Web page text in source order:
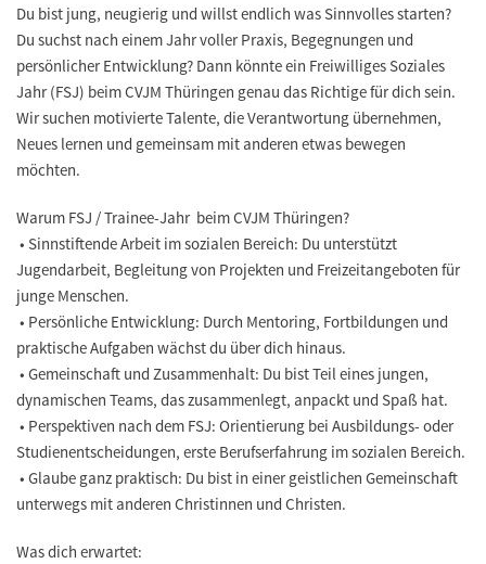
Du bist jung, neugierig und willst endlich was Sinnvolles starten?
Du suchst nach einem Jahr voller Praxis, Begegnungen und
persönlicher Entwicklung? Dann könnte ein Freiwilliges Soziales
Jahr (FSJ) beim CVJM Thüringen genau das Richtige für dich sein.
Wir suchen motivierte Talente, die Verantwortung übernehmen,
Neues lernen und gemeinsam mit anderen etwas bewegen
möchten.
Warum FSJ / Trainee-Jahr beim CVJM Thüringen?
• Sinnstiftende Arbeit im sozialen Bereich: Du unterstützt
Jugendarbeit, Begleitung von Projekten und Freizeitangeboten für
junge Menschen.
• Persönliche Entwicklung: Durch Mentoring, Fortbildungen und
praktische Aufgaben wächst du über dich hinaus.
• Gemeinschaft und Zusammenhalt: Du bist Teil eines jungen,
dynamischen Teams, das zusammenlegt, anpackt und Spaß hat.
• Perspektiven nach dem FSJ: Orientierung bei Ausbildungs- oder
Studienentscheidungen, erste Berufserfahrung im sozialen Bereich.
• Glaube ganz praktisch: Du bist in einer geistlichen Gemeinschaft
unterwegs mit anderen Christinnen und Christen.
Was dich erwartet: